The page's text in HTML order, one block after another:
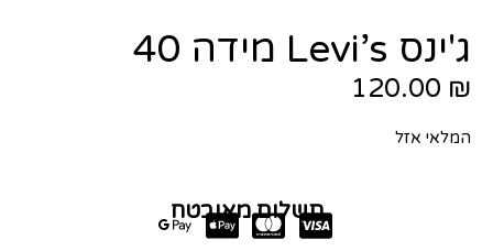
ג'ינס Levi’s מידה 40
120.00 ₪
המלאי אזל
תשלום מאובטח